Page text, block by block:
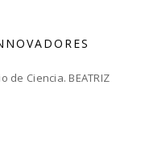
Ciencia. BEATRIZ